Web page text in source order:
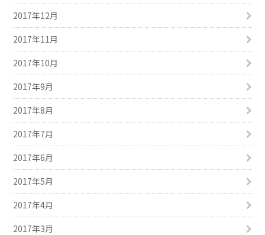
2017年12月
2017年11月
2017年10月
2017年9月
2017年8月
2017年7月
2017年6月
2017年5月
2017年4月
2017年3月